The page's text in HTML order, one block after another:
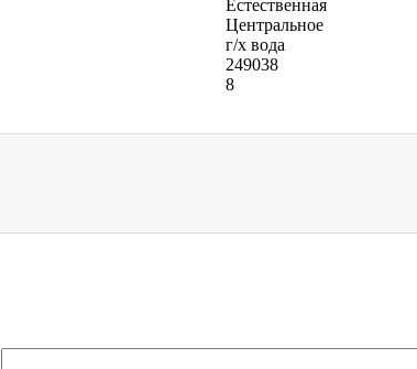
Естественная
Центральное
г/х вода
249038
8